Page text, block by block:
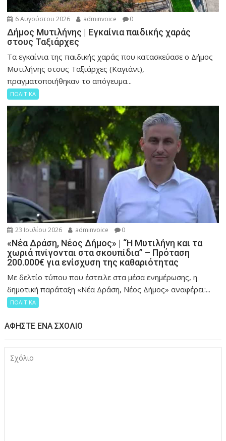
6 Αυγούστου 2026 adminvoice 0
Δήμος Μυτιλήνης | Εγκαίνια παιδικής χαράς
στους Ταξιάρχες
Tα εγκαίνια της παιδικής χαράς που κατασκεύασε ο Δήμος
Μυτιλήνης στους Ταξιάρχες (Καγιάνι),
πραγματοποιήθηκαν το απόγευμα...
ΠΟΛΙΤΙΚΑ
23 Ιουλίου 2026 adminvoice 0
«Νέα Δράση, Νέος Δήμος» | “Η Μυτιλήνη και τα
χωριά πνίγονται στα σκουπίδια” – Πρόταση
200.000€ για ενίσχυση της καθαριότητας
Με δελτίο τύπου που έστειλε στα μέσα ενημέρωσης, η
δημοτική παράταξη «Νέα Δράση, Νέος Δήμος» αναφέρει:...
ΠΟΛΙΤΙΚΑ
ΑΦΉΣΤΕ ΈΝΑ ΣΧΌΛΙΟ